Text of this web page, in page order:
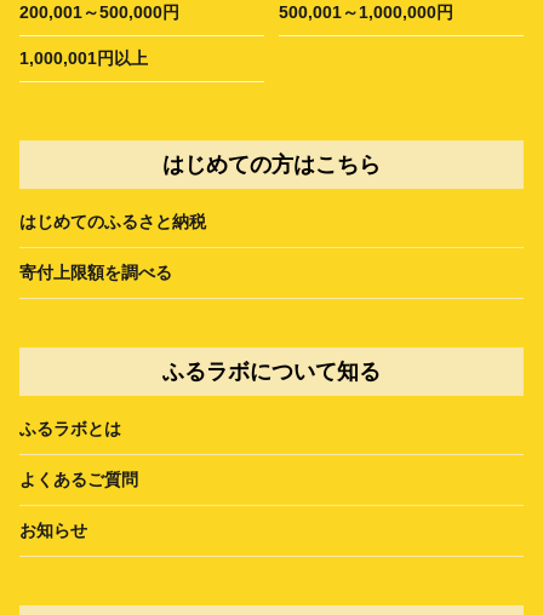
200,001～500,000円 500,001～1,000,000円
1,000,001円以上
はじめての方はこちら
はじめてのふるさと納税
寄付上限額を調べる
ふるラボについて知る
ふるラボとは
よくあるご質問
お知らせ